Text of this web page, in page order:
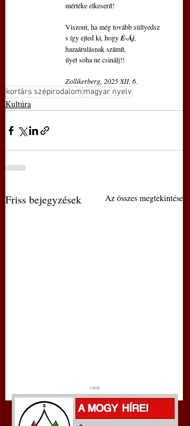
mértéke elkeserít!
Viszont, ha még tovább süllyedsz
s így ejted ki, hogy É-Áj,
hazaárulásnak számít,
ilyet soha ne csinálj!!
Zollikerberg, 2025 XII. 6.
kortárs szépirodalom magyar nyelv
Kultúra
Friss bejegyzések Az összes megtekintése